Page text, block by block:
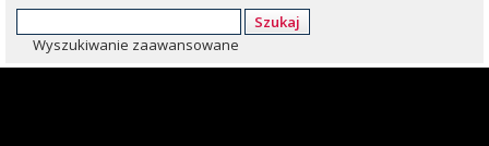
Szukaj
Wyszukiwanie zaawansowane